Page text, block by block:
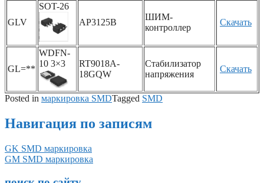
GLV
SOT-26
AP3125B
ШИМ-
контроллер
Скачать
GL=**
WDFN-
10 3×3
RT9018A-
18GQW
Стабилизатор
напряжения
Скачать
Posted in маркировка SMDTagged SMD
Навигация по записям
GK SMD маркировка
GM SMD маркировка